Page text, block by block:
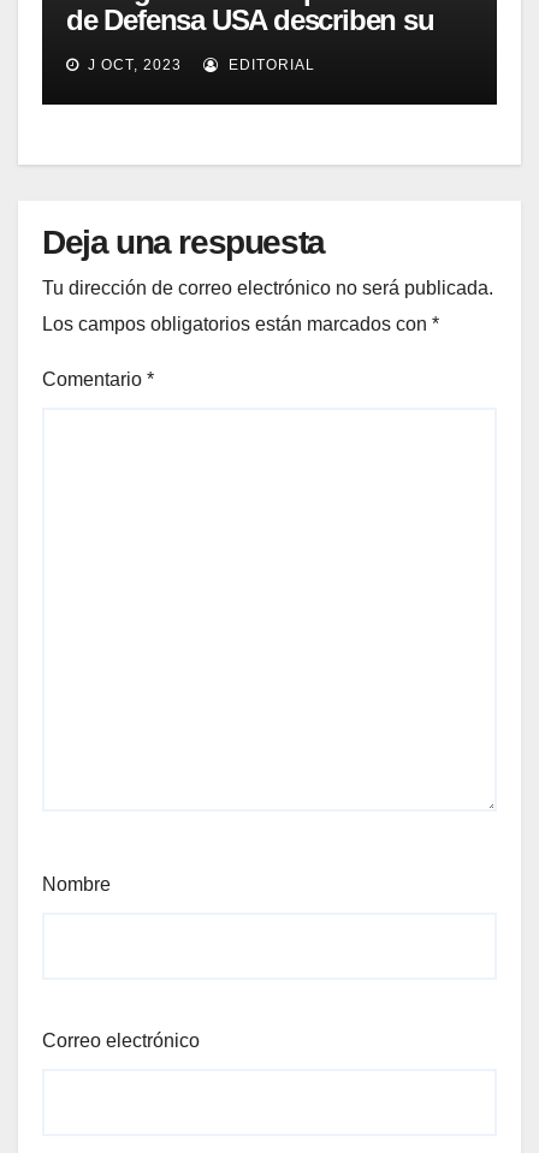
de Defensa USA describen su
implementación SOA
J OCT, 2023 EDITORIAL
Deja una respuesta
Tu dirección de correo electrónico no será publicada.
Los campos obligatorios están marcados con *
Comentario *
Nombre
Correo electrónico